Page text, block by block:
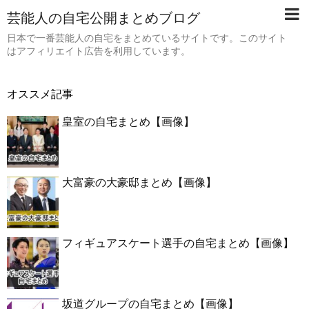
芸能人の自宅公開まとめブログ
日本で一番芸能人の自宅をまとめているサイトです。このサイト
はアフィリエイト広告を利用しています。
オススメ記事
皇室の自宅まとめ【画像】
大富豪の大豪邸まとめ【画像】
フィギュアスケート選手の自宅まとめ【画像】
坂道グループの自宅まとめ【画像】